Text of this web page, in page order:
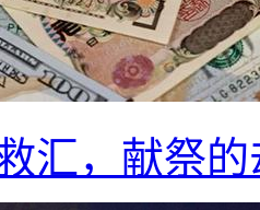
汇，献祭